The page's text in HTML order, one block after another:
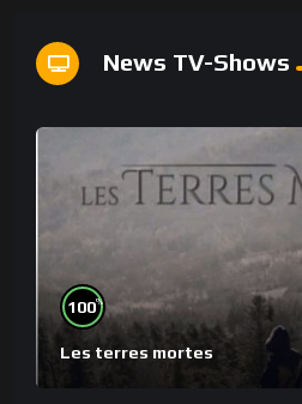
News TV-Shows
100%
Les terres mortes